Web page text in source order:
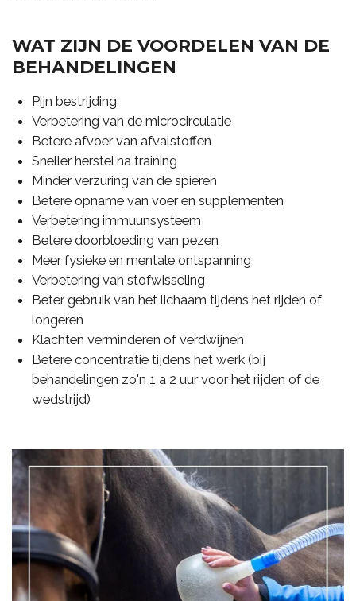
WAT ZIJN DE VOORDELEN VAN DE
BEHANDELINGEN
Pijn bestrijding
Verbetering van de microcirculatie
Betere afvoer van afvalstoffen
Sneller herstel na training
Minder verzuring van de spieren
Betere opname van voer en supplementen
Verbetering immuunsysteem
Betere doorbloeding van pezen
Meer fysieke en mentale ontspanning
Verbetering van stofwisseling
Beter gebruik van het lichaam tijdens het rijden of
longeren
Klachten verminderen of verdwijnen
Betere concentratie tijdens het werk (bij
behandelingen zo'n 1 a 2 uur voor het rijden of de
wedstrijd)